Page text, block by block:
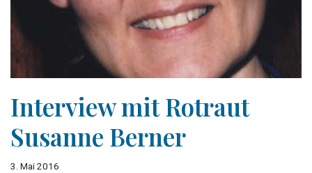
Interview mit Rotraut
Susanne Berner
3. Mai 2016